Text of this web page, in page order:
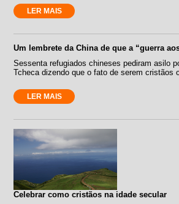
LER MAIS
Um lembrete da China de que a “guerra
Sessenta refugiados chineses pediram asilo
Tcheca dizendo que o fato de serem cristãos
LER MAIS
Celebrar como cristãos na idade secular